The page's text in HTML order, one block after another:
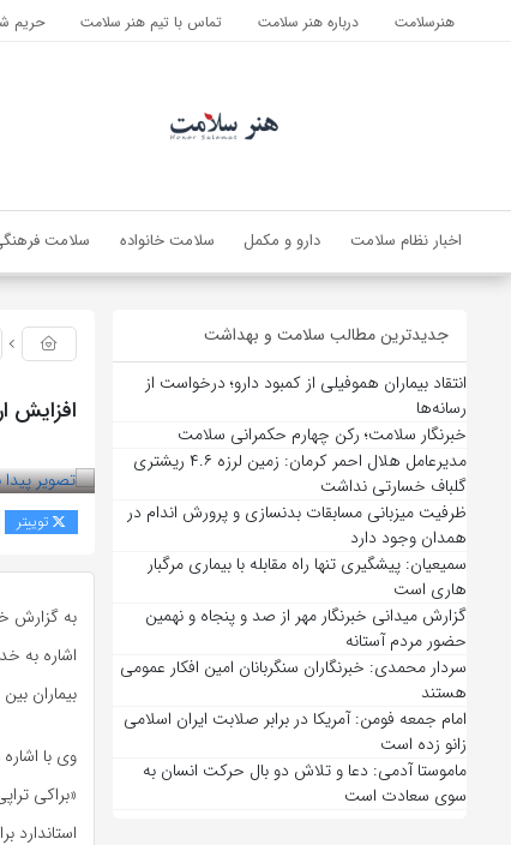
هنرسلامت درباره هنر سلامت تماس با تیم هنر سلامت حریم
اخبار نظام سلامت دارو و مکمل سلامت خانواده سلامت
جدیدترین مطالب سلامت و بهداشت
انتقاد بیماران هموفیلی از کمبود دارو؛ درخواست از
رسانه‌ها
خبرنگار سلامت؛ رکن چهارم حکمرانی سلامت
مدیرعامل هلال احمر کرمان: زمین لرزه ۴.۶ ریشتری
گلباف خسارتی نداشت
ظرفیت میزبانی مسابقات بدنسازی و پرورش اندام در
همدان وجود دارد
سمیعیان: پیشگیری تنها راه مقابله با بیماری مرگبار
هاری است
گزارش میدانی خبرنگار مهر از صد و پنجاه و نهمین
حضور مردم آستانه
سردار محمدی: خبرنگاران سنگربانان امین افکار عمومی
هستند
امام جمعه فومن: آمریکا در برابر صلابت ایران اسلامی
زانو زده است
ماموستا آدمی: دعا و تلاش دو بال حرکت انسان به
سوی سعادت است
افزایش
توییتر
به گزارش
اشاره به
بیماران
وی با
«براکی